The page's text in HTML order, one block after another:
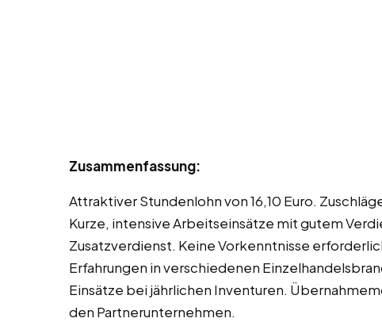
Zusammenfassung:
Attraktiver Stundenlohn von 16,10 Euro.
Kurze, intensive Arbeitseinsätze mit gutem
Zusatzverdienst. Keine Vorkenntnisse
Erfahrungen in verschiedenen
Einsätze bei jährlichen Inventuren.
den Partnerunternehmen.